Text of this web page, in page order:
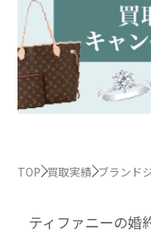
TOP 買取実績 ブランド
ティファニーの婚